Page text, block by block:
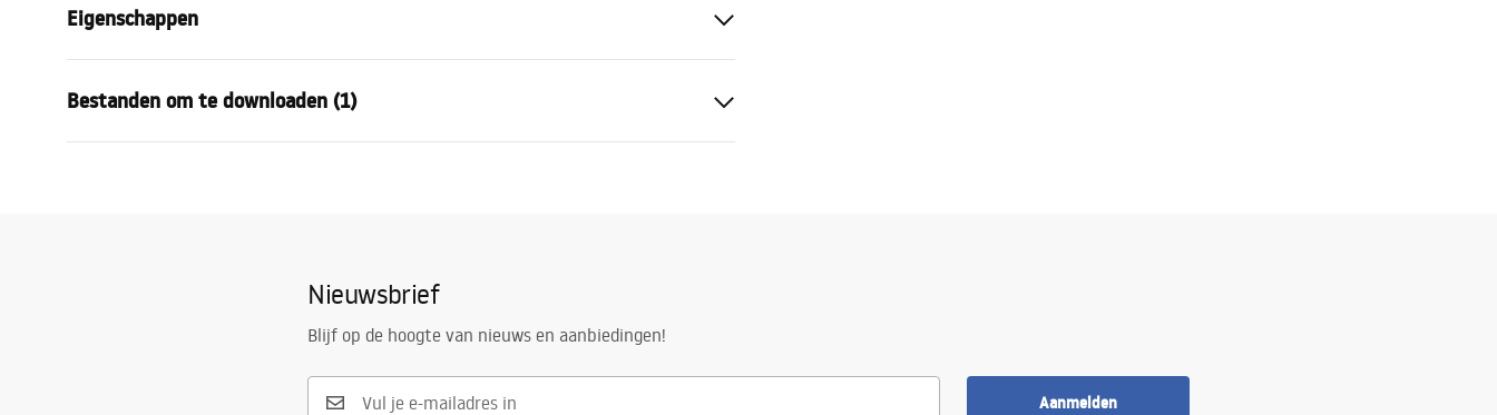
Eigenschappen
Model
Compatibele spoelknoppen
Type HD
Ja
120 maanden voor staalconstructie, 24
Bestanden om te downloaden (1)
Nieuwsbrief
Blijf op de hoogte van nieuws en aanbiedingen!
Aanmelden